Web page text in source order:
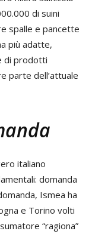
di suini
spalle e pancette
più adatte,
di prodotti
parte dell’attuale
italiano
domanda
Ismea ha
e Torino volti
“ragiona”